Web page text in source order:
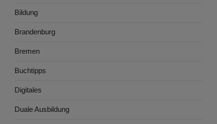
Bildung
Brandenburg
Bremen
Buchtipps
Digitales
Duale Ausbildung